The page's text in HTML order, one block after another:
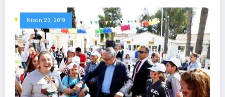
Nisan 23, 2019